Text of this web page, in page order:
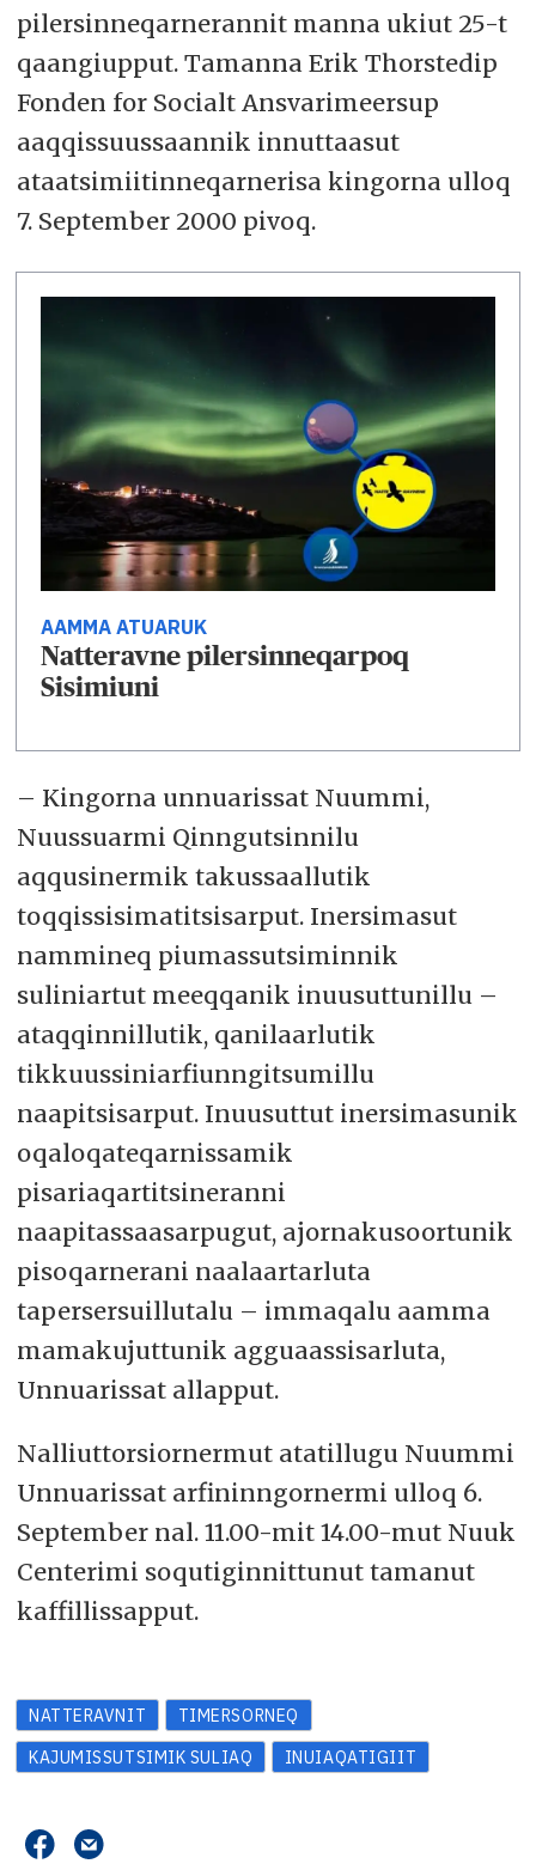
pilersinneqarnerannit manna ukiut 25-t
qaangiupput. Tamanna Erik Thorstedip
Fonden for Socialt Ansvarimeersup
aaqqissuussaannik innuttaasut
ataatsimiitinneqarnerisa kingorna ulloq
7. September 2000 pivoq.
AAMMA ATUARUK
Natteravne pilersinneqarpoq
Sisimiuni
– Kingorna unnuarissat Nuummi,
Nuussuarmi Qinngutsinnilu
aqqusinermik takussaallutik
toqqissisimatitsisarput. Inersimasut
nammineq piumassutsiminnik
suliniartut meeqqanik inuusuttunillu –
ataqqinnillutik, qanilaarlutik
tikkuussiniarfiunngitsumillu
naapitsisarput. Inuusuttut inersimasunik
oqaloqateqarnissamik
pisariaqartitsineranni
naapitassaasarpugut, ajornakusoortunik
pisoqarnerani naalaartarluta
tapersersuillutalu – immaqalu aamma
mamakujuttunik agguaassisarluta,
Unnuarissat allapput.
Nalliuttorsiornermut atatillugu Nuummi
Unnuarissat arfininngornermi ulloq 6.
September nal. 11.00-mit 14.00-mut Nuuk
Centerimi soqutiginnittunut tamanut
kaffillissapput.
NATTERAVNIT
TIMERSORNEQ
KAJUMISSUTSIMIK SULIAQ
INUIAQATIGIIT